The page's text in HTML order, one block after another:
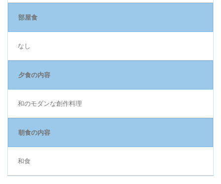
部屋食
なし
夕食の内容
和のモダンな創作料理
朝食の内容
和食